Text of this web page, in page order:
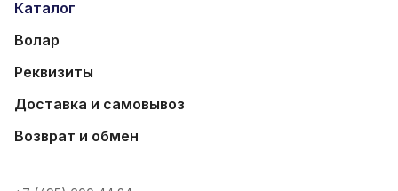
Каталог
Волар
Реквизиты
Доставка и самовывоз
Возврат и обмен